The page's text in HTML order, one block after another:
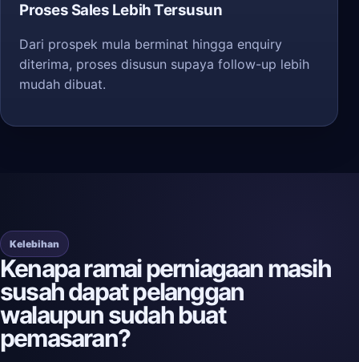
Proses Sales Lebih Tersusun
Dari prospek mula berminat hingga enquiry
diterima, proses disusun supaya follow-up lebih
mudah dibuat.
Kelebihan
Kenapa ramai perniagaan masih
susah dapat pelanggan
walaupun sudah buat
pemasaran?